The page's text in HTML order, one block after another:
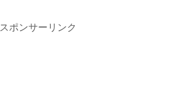
スポンサーリンク